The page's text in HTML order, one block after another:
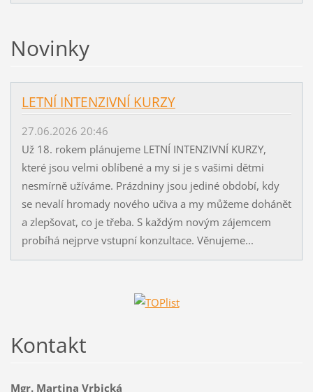
Novinky
LETNÍ INTENZIVNÍ KURZY
27.06.2026 20:46
Už 18. rokem plánujeme LETNÍ INTENZIVNÍ KURZY,
které jsou velmi oblíbené a my si je s vašimi dětmi
nesmírně užíváme. Prázdniny jsou jediné období, kdy
se nevalí hromady nového učiva a my můžeme dohánět
a zlepšovat, co je třeba. S každým novým zájemcem
probíhá nejprve vstupní konzultace. Věnujeme...
Kontakt
Mgr. Martina Vrbická